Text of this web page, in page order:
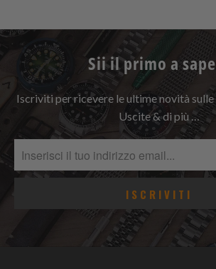
Sii il primo a
Iscriviti per ricevere le ultime novità
Uscite & di più …